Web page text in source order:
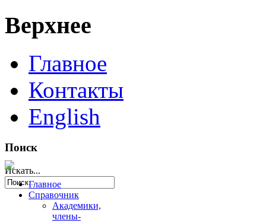
Верхнее
Главное
Контакты
English
Поиск
Искать...
Главное
Справочник
Академики,
члены-